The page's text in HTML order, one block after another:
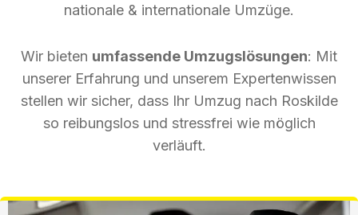
nationale & internationale Umzüge.
Wir bieten umfassende Umzugslösungen: Mit
unserer Erfahrung und unserem Expertenwissen
stellen wir sicher, dass Ihr Umzug nach Roskilde
so reibungslos und stressfrei wie möglich
verläuft.